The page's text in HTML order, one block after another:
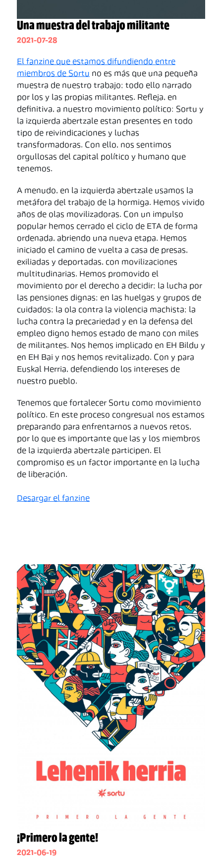
Una muestra del trabajo militante
2021-07-28
El fanzine que estamos difundiendo entre
miembros de Sortu no es más que una pequeña
muestra de nuestro trabajo; todo ello narrado
por los y las propias militantes. Refleja, en
definitiva, a nuestro movimiento político: Sortu y
la izquierda abertzale estan presentes en todo
tipo de reivindicaciones y luchas
transformadoras. Con ello, nos sentimos
orgullosas del capital político y humano que
tenemos.
A menudo, en la izquierda abertzale usamos la
metáfora del trabajo de la hormiga. Hemos vivido
años de olas movilizadoras. Con un impulso
popular hemos cerrado el ciclo de ETA de forma
ordenada, abriendo una nueva etapa. Hemos
iniciado el camino de vuelta a casa de presas,
exiliadas y deportadas, con movilizaciones
multitudinarias. Hemos promovido el
movimiento por el derecho a decidir; la lucha por
las pensiones dignas; en las huelgas y grupos de
cuidados; la ola contra la violencia machista; la
lucha contra la precariedad y en la defensa del
empleo digno hemos estado de mano con miles
de militantes. Nos hemos implicado en EH Bildu y
en EH Bai y nos hemos revitalizado. Con y para
Euskal Herria, defendiendo los intereses de
nuestro pueblo.
Tenemos que fortalecer Sortu como movimiento
político. En este proceso congresual nos estamos
preparando para enfrentarnos a nuevos retos,
por lo que es importante que las y los miembros
de la izquierda abertzale participen. El
compromiso es un factor importante en la lucha
de liberación.
Desargar el fanzine
¡Primero la gente!
2021-06-19